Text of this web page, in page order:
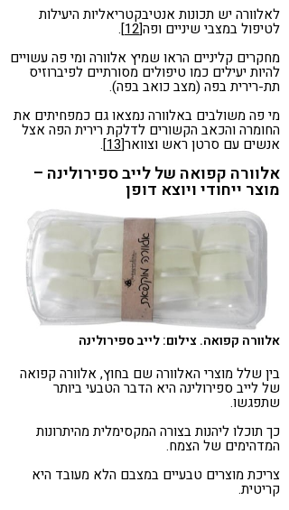
לאלוורה יש תכונות אנטיבקטריאליות היעילות
לטיפול במצבי שיניים ופה[12]
.
מחקרים קליניים הראו שמיץ אלוורה ומי פה עשויים
להיות יעילים כמו טיפולים מסורתיים לפיברוזיס
תת-רירית בפה (מצב כואב בפה).
מי פה משולבים באלוורה נמצאו גם כמפחיתים את
החומרה והכאב הקשורים לדלקת רירית הפה אצל
אנשים עם סרטן ראש וצוואר[13]
.
אלוורה קפואה של לייב ספירולינה –
מוצר ייחודי ויוצא דופן
אלוורה קפואה. צילום: לייב ספירולינה
בין שלל מוצרי האלוורה שם בחוץ, אלוורה קפואה
של לייב ספירולינה היא הדבר הטבעי ביותר
שתפגשו.
כך תוכלו ליהנות בצורה המקסימלית מהיתרונות
המדהימים של הצמח.
צריכת מוצרים טבעיים במצבם הלא מעובד היא
קריטית.